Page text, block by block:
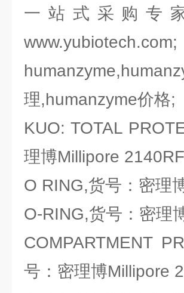
一站式采购专
www.yubiotech.com;
理,humanzyme价格;
KUO: TOTAL
理博Millipore 2140RF
O RING,货号：密理
O-RING,货号：密理
COMPARTMENT
号：密理博Millipore